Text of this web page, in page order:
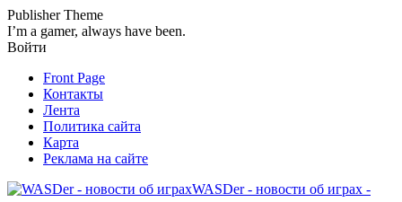
Publisher Theme
I’m a gamer, always have been.
Войти
Front Page
Контакты
Лента
Политика сайта
Карта
Реклама на сайте
WASDer - новости об играх -